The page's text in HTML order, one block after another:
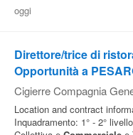
oggi
Direttore/trice di
Opportunità a
Cigierre Compagnia
Location and contract
Inquadramento: 1° - 2°